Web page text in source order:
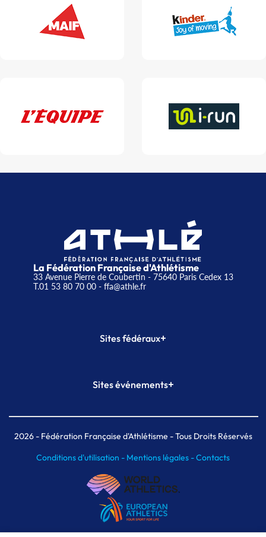
La Fédération Française d'Athlétisme
33 Avenue Pierre de Coubertin - 75640 Paris Cedex 13
T.01 53 80 70 00- ffa@athle.fr
Sites fédéraux+
Plateforme Formation
Sites événements+
Meeting de Paris indoor
MAIF Ekiden de Paris
2026- Fédération Française d'Athlétisme - Tous Droits Réservés
Conditions d'utilisation - Mentions légales -Contacts